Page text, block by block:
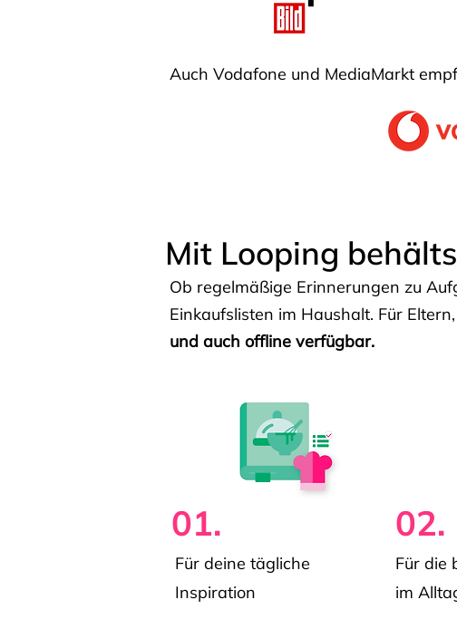
Auch Vodafone und MediaMarkt
Mit Looping
Ob regelmäßige Erinnerungen zu
Einkaufslisten im Haushalt. Für
und auch offline verfügbar.
01.
Für deine tägliche
Inspiration
02.
Für die
im